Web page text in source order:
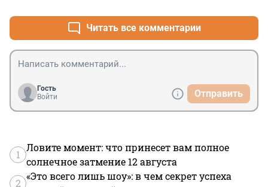
Читать все комментарии
Гость
Войти
Отправить
1
Ловите момент: что принесет вам полное
солнечное затмение 12 августа
2
«Это всего лишь шоу»: в чем секрет успеха